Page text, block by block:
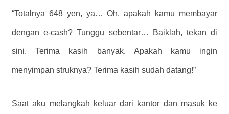
“Totalnya 648 yen, ya… Oh, apakah kamu membayar
dengan e-cash? Tunggu sebentar… Baiklah, tekan di
sini. Terima kasih banyak. Apakah kamu ingin
menyimpan struknya? Terima kasih sudah datang!”
Saat aku melangkah keluar dari kantor dan masuk ke